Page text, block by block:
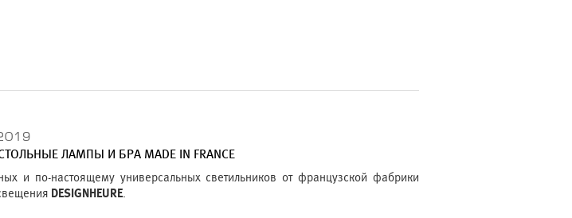
ЛАМПЫ И БРА MADE IN FRANCE
и по-настоящему универсальных светильников от французской фабрики
DESIGNHEURE.